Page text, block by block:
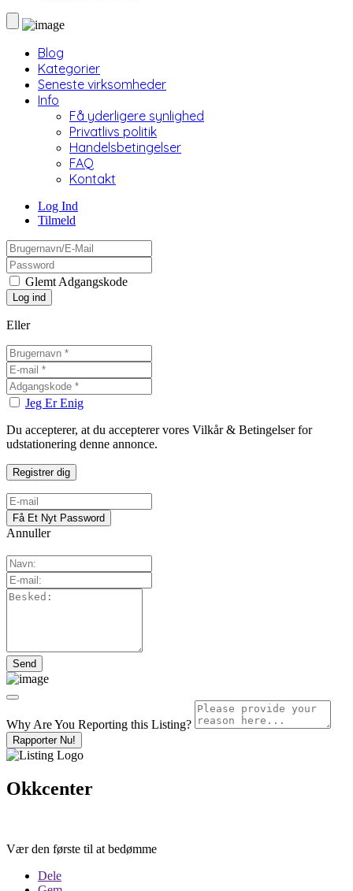
Blog
Kategorier
Seneste virksomheder
Info
Få yderligere synlighed
Privatlivs politik
Handelsbetingelser
FAQ
Kontakt
Log Ind
Tilmeld
Glemt Adgangskode
Eller
Jeg Er Enig
Du accepterer, at du accepterer vores Vilkår & Betingelser for
udstationering denne annonce.
Annuller
Why Are You Reporting this Listing?
Rapporter Nu!
Okkcenter
Vær den første til at bedømme
Dele